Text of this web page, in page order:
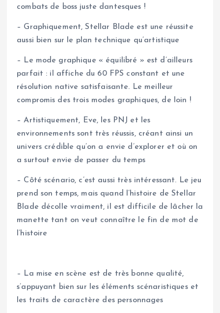
combats de boss juste dantesques !
– Graphiquement, Stellar Blade est une réussite
aussi bien sur le plan technique qu’artistique
– Le mode graphique « équilibré » est d’ailleurs
parfait : il affiche du 60 FPS constant et une
résolution native satisfaisante. Le meilleur
compromis des trois modes graphiques, de loin !
– Artistiquement, Eve, les PNJ et les
environnements sont très réussis, créant ainsi un
univers crédible qu’on a envie d’explorer et où on
a surtout envie de passer du temps
– Côté scénario, c’est aussi très intéressant. Le jeu
prend son temps, mais quand l’histoire de Stellar
Blade décolle vraiment, il est difficile de lâcher la
manette tant on veut connaître le fin de mot de
l’histoire
– La mise en scène est de très bonne qualité,
s’appuyant bien sur les éléments scénaristiques et
les traits de caractère des personnages